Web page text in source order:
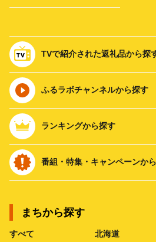
TVで紹介された返礼品から探
ふるラボチャンネルから探す
ランキングから探す
番組・特集・キャンペーンか
まちから探す
すべて 北海道